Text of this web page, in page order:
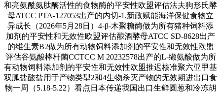
和亮氨酰氨肽酶活性的食物酶的平安性欧盟评估法夫驹形氏酵
母ATCC PTA-127053出产的内切-1,新政赋能海洋保健食物立
异成长（2026年5月28日）4-β-木聚糖酶做为所有猪种饲料添
加剂的平安性和无效性欧盟评估酿酒酵母ATCC SD-8628出产
的维生素B2做为所有动物饲料添加剂的平安性和无效性欧盟
评估谷氨酸棒杆菌CCTCC M 20232578出产的L-缬氨酸做为所
有动物饲料添加剂的平安性和无效性欧盟推迟核准聚六亚甲基
双胍盐酸盐用于产物类型2和4生物杀灭产物的无效期进出口食
物一周（5.18-5.22）看点日本传递我国出口生鲜圆葱和冷冻胡